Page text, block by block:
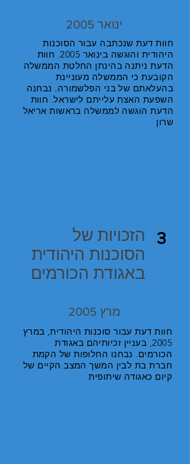
ינואר 2005
חוות דעת שנכתבה עבור הסוכנות
היהודית והוגשה בינואר 2005. חוות
הדעת ניתנה בהינתן החלטת הממשלה
הקובעת כי הממשלה מעוניינת
בהעלאתם של בני הפלשמורה. נבחנה
השפעת האצת עלייתם לישראל. חוות
הדעת הוגשה לממשלה בראשות אריאל
שרון
הזכויות של
הסוכנות היהודית
באגודת הכורמים
3
מרץ 2005
חוות דעת עבור סוכנות היהודית, במרץ
2005, בעניין זכיותיהם באגודת
הכורמים. נבחנו החלופות של הקמת
חברת בת לבין המשך המצב הקיים של
קיום כאגודה שיתופית